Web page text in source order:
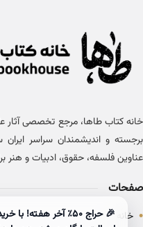
برجسته و اندیشمندان سراسر ایران
عناوین فلسفه، حقوق، ادبیات و
صفحات
• خانه